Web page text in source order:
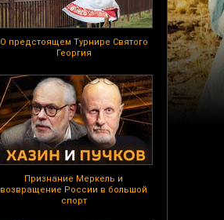
О предстоящем Турнире Святого
Георгия
Признание Меркель и
возвращение России в большой
спорт